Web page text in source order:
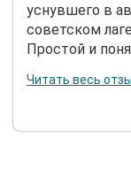
уснувшего в
советском
Простой и
Читать весь